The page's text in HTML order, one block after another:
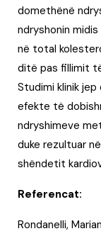
domethënë
ndryshonin
në total
ditë pas fillimit
Studimi klinik
efekte të
ndryshimeve
duke rezultuar
shëndetit
Referencat:
Rondanelli,